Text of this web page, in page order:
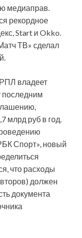
медиаправ.
рекордное
Start и Okko.
ТВ» сделал
владеет
последним
млрд руб в год.
Спорт», новый
что расходы
должен
документа